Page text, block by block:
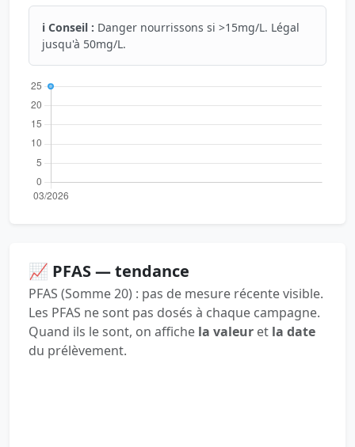
ℹ️ Conseil : Danger nourrissons si >15mg/L. Légal
jusqu'à 50mg/L.
📈 PFAS — tendance
PFAS (Somme 20) : pas de mesure récente visible.
Les PFAS ne sont pas dosés à chaque campagne.
Quand ils le sont, on affiche la valeur et la date
du prélèvement.